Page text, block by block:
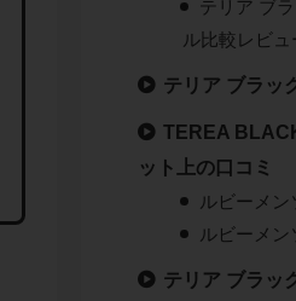
テリア ブ
ル比較レビュ
テリア ブラッ
TEREA
ット上の口コミ
ルビーメン
ルビーメン
テリア ブラッ